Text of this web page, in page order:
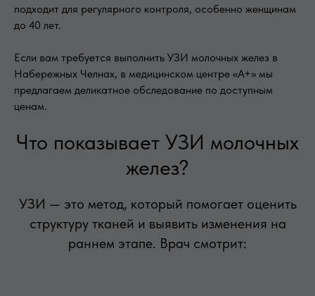
подходит для регулярного контроля, особенно женщинам
до 40 лет.
Если вам требуется выполнить УЗИ молочных желез в
Набережных Челнах, в медицинском центре «А+» мы
предлагаем деликатное обследование по доступным
ценам.
Что показывает УЗИ молочных
желез?
УЗИ — это метод, который помогает оценить
структуру тканей и выявить изменения на
раннем этапе. Врач смотрит: